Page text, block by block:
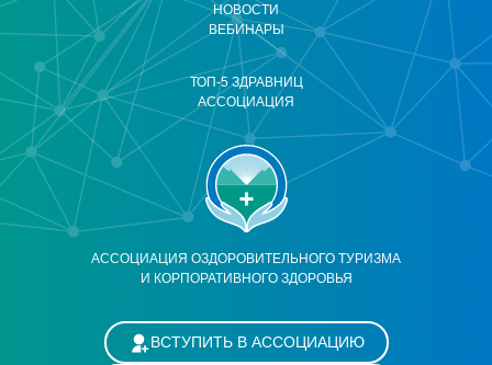
АССОЦИАЦИЯ ОЗДОРОВИТЕЛЬНОГО ТУРИЗМА
И КОРПОРАТИВНОГО ЗДОРОВЬЯ
НОВОСТИ
ВЕБИНАРЫ
ТОП-5 ЗДРАВНИЦ
АССОЦИАЦИЯ
ВСТУПИТЬ В АССОЦИАЦИЮ